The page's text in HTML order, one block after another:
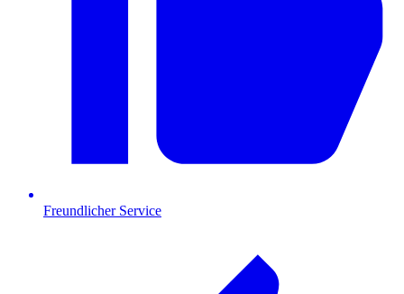
Freundlicher Service